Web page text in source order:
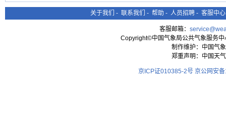
关于我们 - 联系我们 - 帮助 - 人员招聘 - 客服中心
客服邮箱：
Copyright©中国气象局公共气象服务
制作维护：中国气
郑重声明：中国天
京ICP证010385-2号 京公网安